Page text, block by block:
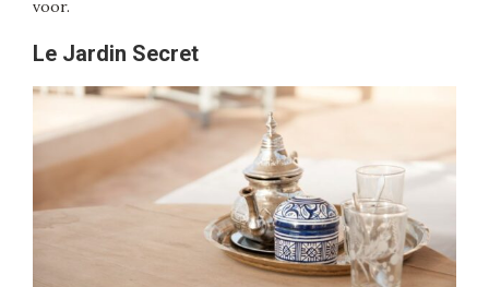
voor.
Le Jardin Secret